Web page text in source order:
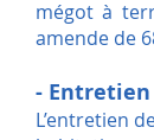
mégot à
amende de
-
L’entretien